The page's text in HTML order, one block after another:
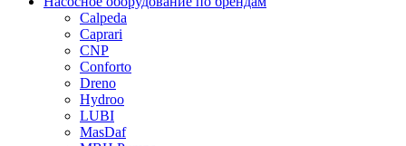
Calpeda
Caprari
CNP
Conforto
Dreno
Hydroo
LUBI
MasDaf